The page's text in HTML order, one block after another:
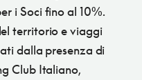
i Soci fino al 10%.
territorio e viaggi
dalla presenza di
Club Italiano,